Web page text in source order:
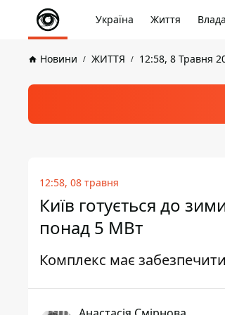
Україна Життя Влада
Новини ЖИТТЯ 12:58, 8 Травня
12:58, 08 травня
Київ готується до
понад 5 МВт
Комплекс має